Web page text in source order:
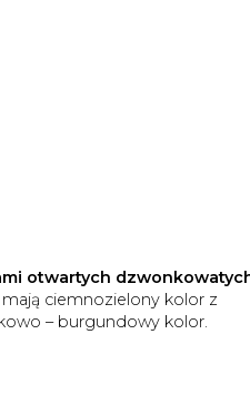
otwartych
ciemnozielony kolor z
– burgundowy kolor.